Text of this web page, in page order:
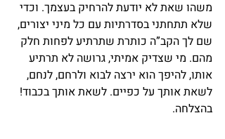
משהו שאת לא יודעת להרחיק בעצמך. וכדי
שלא תתחתני בסדרתיות עם כל מיני יצורים,
שם לך הקב”ה כותרת שתרתיע לפחות חלק
מהם. מי שצדיק אמיתי, גרושה לא תרתיע
אותו, להיפך הוא ירצה לבוא ולרחם, לנחם,
לשאת אותך על כפיים. לשאת אותך בכבוד!
בהצלחה.